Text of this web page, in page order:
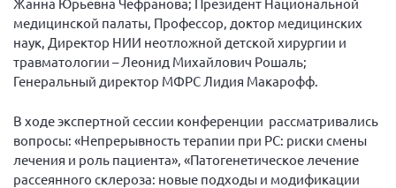
Конференция ОООИБРС 2023
Конференция ОООИБРС 2022
Конференция ОООИБРС 2021
Конференция ВСЭ 2021
Конференция ОООИБРС 2020
Документы съездов
медицинской палаты, Профессор, доктор медицинских
наук, Директор НИИ неотложной детской хирургии и
травматологии – Леонид Михайлович Рошаль;
Генеральный директор МФРС Лидия Макарофф.
В ходе экспертной сессии конференции рассматривались
вопросы: «Непрерывность терапии при РС: риски смены
лечения и роль пациента», «Патогенетическое лечение
рассеянного склероза: новые подходы и модификации